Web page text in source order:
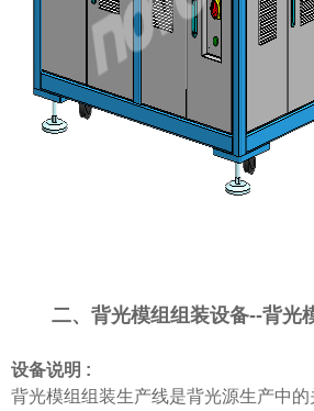
二、背光模组组装设备--背光
设备说明 :
背光模组组装生产线是背光源生产中